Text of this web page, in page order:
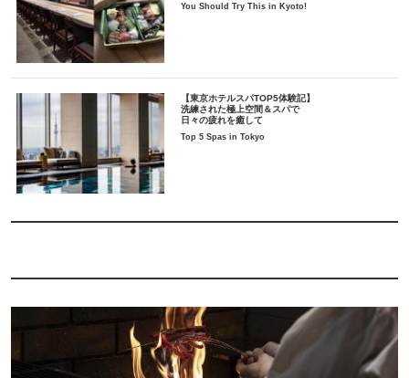
You Should Try This in Kyoto!
【東京ホテルスパTOP5体験記】
洗練された極上空間＆スパで
日々の疲れを癒して
Top 5 Spas in Tokyo